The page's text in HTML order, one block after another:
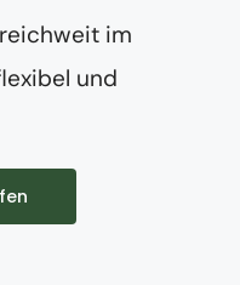
im
und